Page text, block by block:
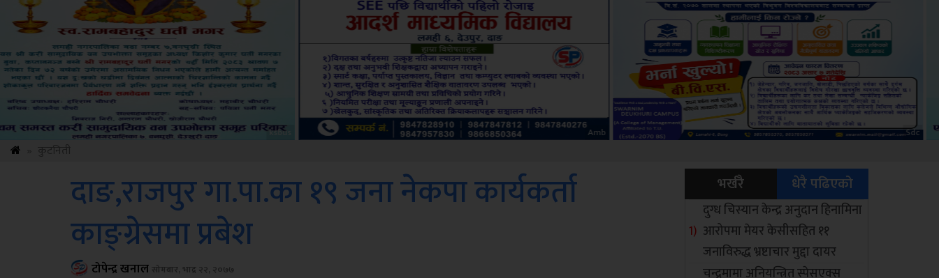
Sdc ksbus
दाङ,राजपुर गा.पा.का १९ जना नेकपा कार्यकर्ता
काङ्ग्रेसमा प्रबेश
टोपेन्द्र खनालसोमबार, भाद्र २२, २०७७
भर्खरै धेरै पढिएको
दुग्ध चिस्यान केन्द्र अनुदान हिनामिना
आरोपमा मेयर केसीसहित ११
जनाविरुद्ध भ्रष्टाचार मुद्दा दायर
चन्द्रमामा अनियन्त्रित स्पेसएक्स